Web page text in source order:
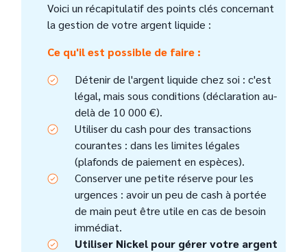
Voici un récapitulatif des points clés concernant
la gestion de votre argent liquide :
Ce qu'il est possible de faire :
Détenir de l'argent liquide chez soi : c'est
légal, mais sous conditions (déclaration au-
delà de 10 000 €).
Utiliser du cash pour des transactions
courantes : dans les limites légales
(plafonds de paiement en espèces).
Conserver une petite réserve pour les
urgences : avoir un peu de cash à portée
de main peut être utile en cas de besoin
immédiat.
Utiliser Nickel pour gérer votre argent